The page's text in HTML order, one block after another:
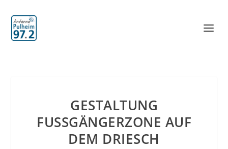
GESTALTUNG
FUSSGÄNGERZONE AUF D
EM DRIESCH